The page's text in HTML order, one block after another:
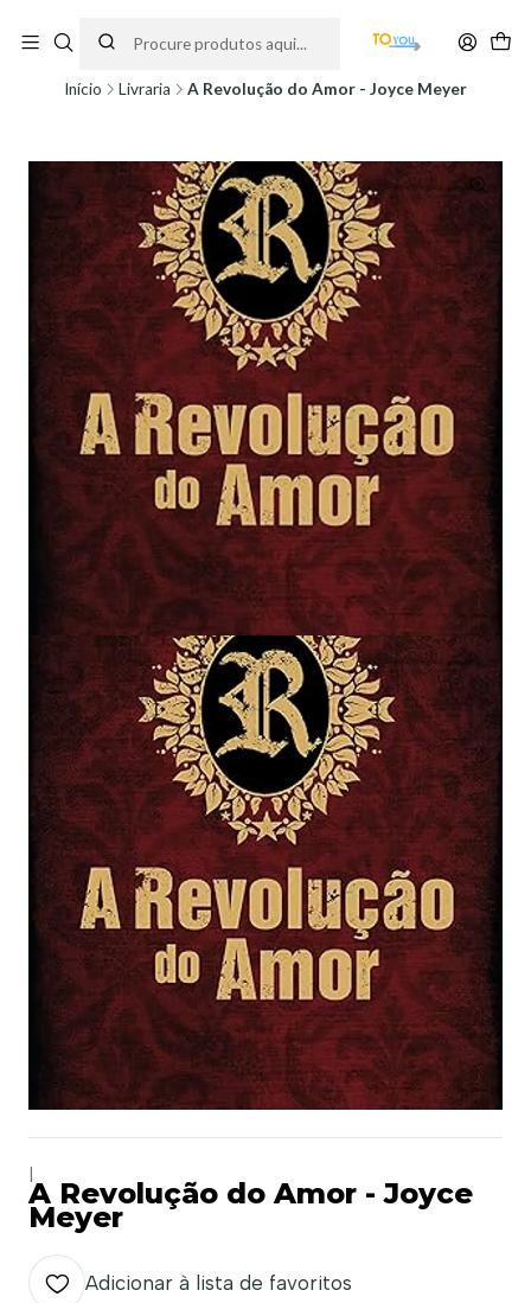
partir do dia 11 de Agosto, às 10H.
Início Livraria A Revolução do Amor - Joyce Meyer
A Revolução do Amor - Joyce
Meyer
Adicionar à lista de favoritos